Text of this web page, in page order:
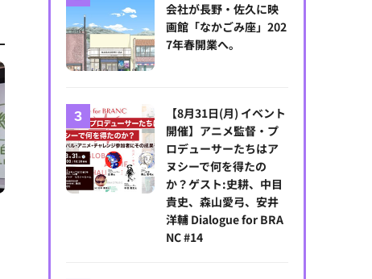
会社が長野・佐久に映
画館「なかごみ座」202
7年春開業へ。
【8月31日(月) イベント
開催】アニメ監督・プ
ロデューサーたちはア
ヌシーで何を得たの
か？ゲスト:史耕、中目
貴史、森山愛弓、安井
洋輔 Dialogue for BRA
NC #14